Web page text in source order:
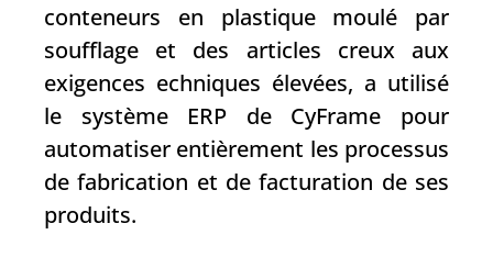
conteneurs en plastique moulé par
soufflage et des articles creux aux
exigences echniques élevées, a utilisé
le système ERP de CyFrame pour
automatiser entièrement les processus
de fabrication et de facturation de ses
produits.